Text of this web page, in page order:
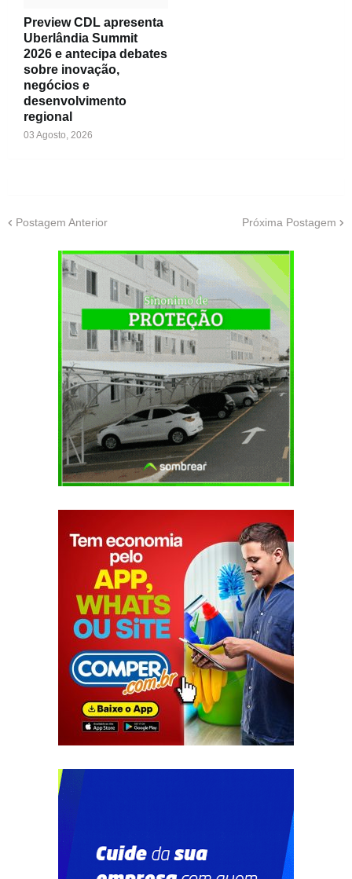
Preview CDL apresenta
Uberlândia Summit
2026 e antecipa debates
sobre inovação,
negócios e
desenvolvimento
regional
03 Agosto, 2026
Postagem Anterior Próxima Postagem